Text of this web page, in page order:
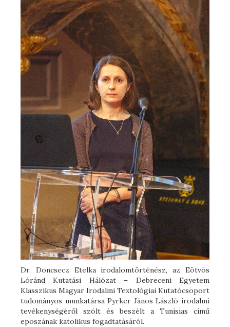
Dr. Doncsecz Etelka irodalomtörténész, az Eötvös
Lóránd Kutatási Hálózat – Debreceni Egyetem
Klasszikus Magyar Irodalmi Textológiai Kutatócsoport
tudományos munkatársa Pyrker János László irodalmi
tevékenységéről szólt és beszélt a Tunisias című
eposzának katolikus fogadtatásáról.